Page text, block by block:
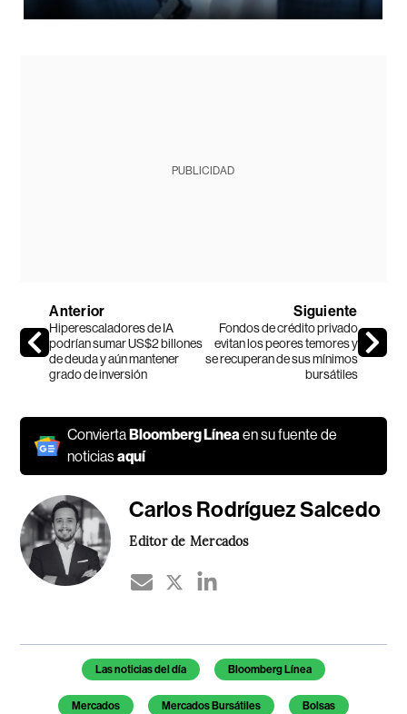
PUBLICIDAD
Anterior
Hiperescaladores de IA
podrían sumar US$2 billones
de deuda y aún mantener
grado de inversión
Siguiente
Fondos de crédito privado
evitan los peores temores y
se recuperan de sus mínimos
bursátiles
ConviertaBloomberg Líneaen su fuente de
noticiasaquí
Carlos Rodríguez Salcedo
Editor de Mercados
Temas de este artículo
Las noticias del día Bloomberg Línea
Mercados Mercados Bursátiles Bolsas